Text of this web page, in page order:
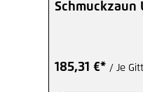
Schmuckzaun
185,31 €* / Je